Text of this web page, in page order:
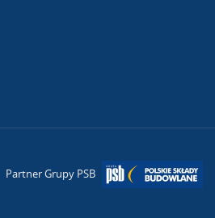
Partner Grupy PSB